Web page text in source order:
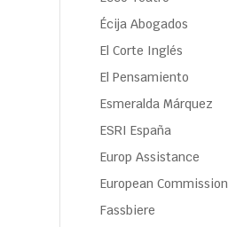
Écija Abogados
El Corte Inglés
El Pensamiento
Esmeralda Márquez
ESRI España
Europ Assistance
European Commission
Fassbiere